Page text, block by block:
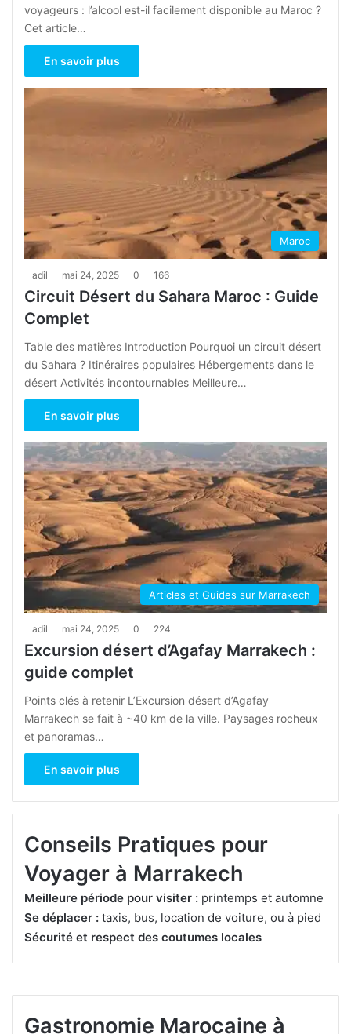
voyageurs : l’alcool est-il facilement disponible au Maroc ?
Cet article…
En savoir plus
Maroc
adil mai 24, 2025 0 166
Circuit Désert du Sahara Maroc : Guide
Complet
Table des matières Introduction Pourquoi un circuit désert
du Sahara ? Itinéraires populaires Hébergements dans le
désert Activités incontournables Meilleure…
En savoir plus
Articles et Guides sur Marrakech
adil mai 24, 2025 0 224
Excursion désert d’Agafay Marrakech :
guide complet
Points clés à retenir L’Excursion désert d’Agafay
Marrakech se fait à ~40 km de la ville. Paysages rocheux
et panoramas…
En savoir plus
Conseils Pratiques pour
Voyager à Marrakech
Meilleure période pour visiter : printemps et automne
Se déplacer : taxis, bus, location de voiture, ou à pied
Sécurité et respect des coutumes locales
Gastronomie Marocaine à